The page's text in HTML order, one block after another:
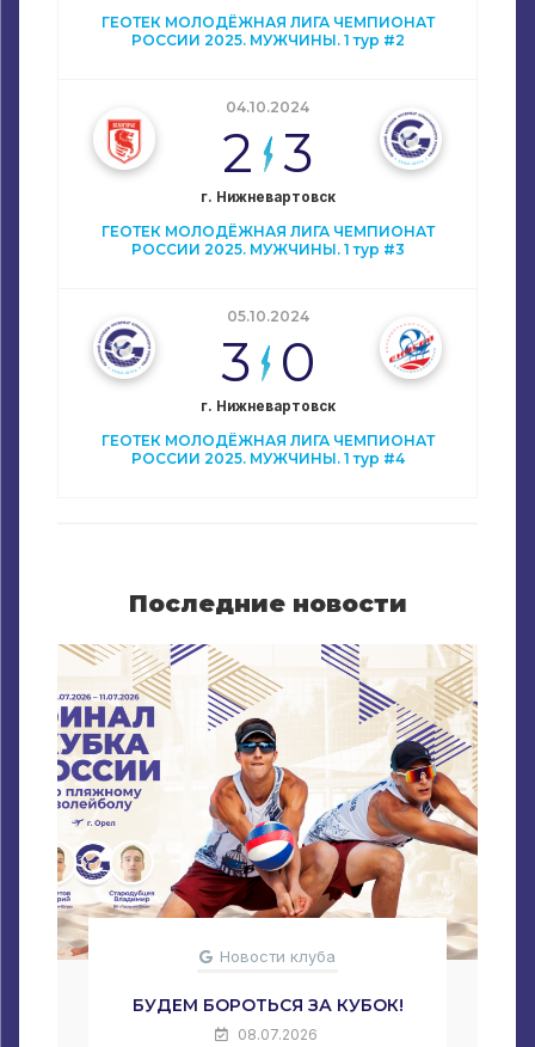
ГЕОТЕК МОЛОДЁЖНАЯ ЛИГА ЧЕМПИОНАТ
РОССИИ 2025. МУЖЧИНЫ. 1 тур #2
04.10.2024
2 3
г. Нижневартовск
ГЕОТЕК МОЛОДЁЖНАЯ ЛИГА ЧЕМПИОНАТ
РОССИИ 2025. МУЖЧИНЫ. 1 тур #3
05.10.2024
3 0
г. Нижневартовск
ГЕОТЕК МОЛОДЁЖНАЯ ЛИГА ЧЕМПИОНАТ
РОССИИ 2025. МУЖЧИНЫ. 1 тур #4
Последние новости
Новости клуба
БУДЕМ БОРОТЬСЯ ЗА КУБОК!
08.07.2026